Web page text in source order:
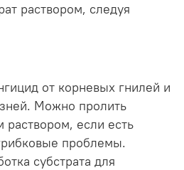
раствором, следуя
от корневых гнилей и
Можно пролить
раствором, если есть
проблемы.
субстрата для